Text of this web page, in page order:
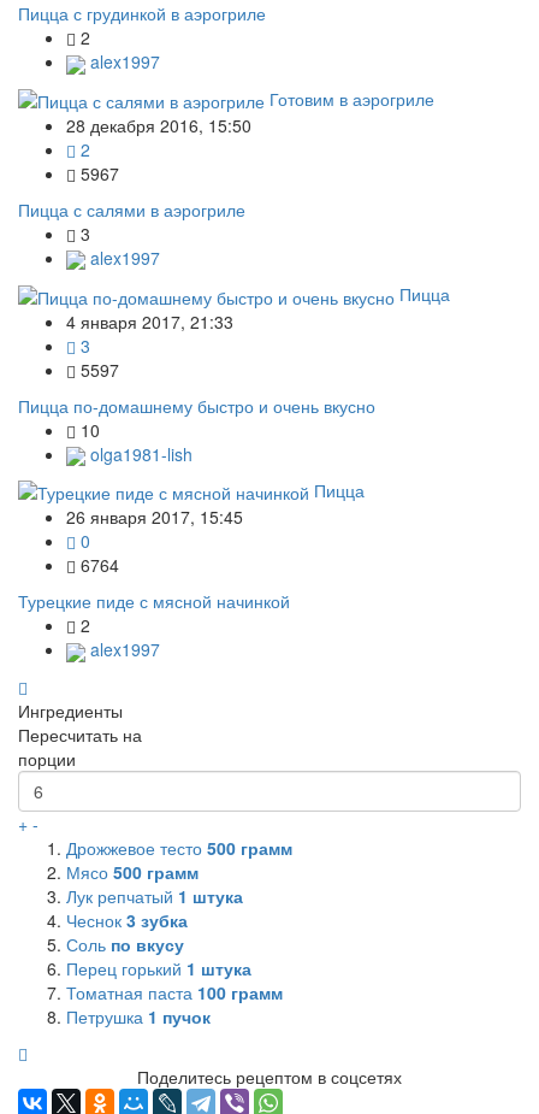
Пицца с грудинкой в аэрогриле
2
alex1997
Готовим в аэрогриле
28 декабря 2016, 15:50
2
5967
Пицца с салями в аэрогриле
3
alex1997
Пицца
4 января 2017, 21:33
3
5597
Пицца по-домашнему быстро и очень вкусно
10
olga1981-lish
Пицца
26 января 2017, 15:45
0
6764
Турецкие пиде с мясной начинкой
2
alex1997
Ингредиенты
Пересчитать на
порции
+ -
Дрожжевое тесто 500 грамм
Мясо 500 грамм
Лук репчатый 1 штука
Чеснок 3 зубка
Соль по вкусу
Перец горький 1 штука
Томатная паста 100 грамм
Петрушка 1 пучок
Поделитесь рецептом в соцсетях